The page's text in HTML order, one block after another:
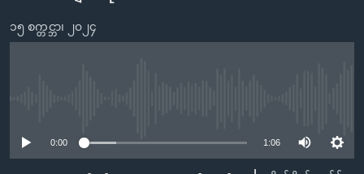
သို့
အစ္စရေး-ပါလက်စတိုင်း
ရပ်ဝန်းတခု လမ်းတခု အလွန်
အင်္ဂလိပ်စာလေ့လာမယ်
၁၅ စက္တင္ဘာ၊ ၂၀၂၄
0:00 1:06